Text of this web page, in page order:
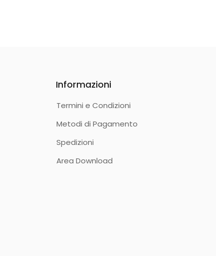
Informazioni
Termini e Condizioni
Metodi di Pagamento
Spedizioni
Area Download